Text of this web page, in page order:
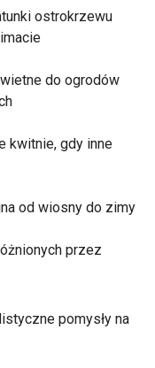
ostrokrzewu
do ogrodów
kwitnie, gdy inne
od wiosny do zimy
przez
pomysły na